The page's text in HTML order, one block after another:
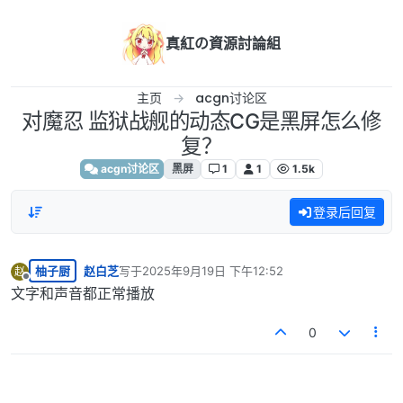
真紅の資源討論組
主页 acgn讨论区
对魔忍 监狱战舰的动态CG是黑屏怎么修
复？
acgn讨论区 黑屏 1 1 1.5k
登录后回复
赵
离线
柚子厨 赵白芝写于2025年9月19日 下午12:52
最后由 编辑
文字和声音都正常播放
0